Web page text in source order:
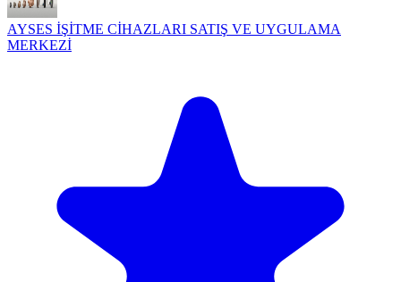
AYSES İŞİTME CİHAZLARI SATIŞ VE UYGULAMA
MERKEZİ